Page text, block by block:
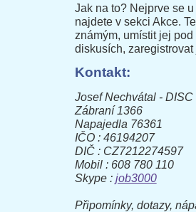
Jak na to? Nejprve se
najdete v sekci Akce.
známým, umístit jej
diskusích,
Kontakt:
Josef Nechvátal - DISC
Zábraní 1366
Napajedla 76361
IČO : 46194207
DIČ : CZ7212274597
Mobil : 608 780 110
Skype : job3000
Připomínky, dotazy,